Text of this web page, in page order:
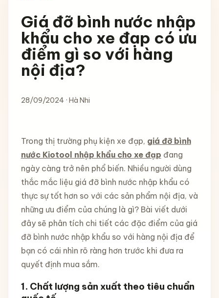
Giá đỡ bình nước nhập
khẩu cho xe đạp có ưu
điểm gì so với hàng
nội địa?
28/09/2024 · Hà Nhi
Trong thị trường phụ kiện xe đạp, giá đỡ bình
nước Kiotool nhập khẩu cho xe đạp đang
ngày càng trở nên phổ biến. Nhiều người dùng
thắc mắc liệu giá đỡ bình nước nhập khẩu có
thực sự tốt hơn so với các sản phẩm nội địa, và
những ưu điểm của chúng là gì? Bài viết dưới
đây sẽ phân tích chi tiết các đặc điểm của giá
đỡ bình nước nhập khẩu so với hàng nội địa để
bạn có cái nhìn rõ ràng hơn trước khi đưa ra
quyết định mua sắm.
1. Chất lượng sản xuất theo tiêu chuẩn